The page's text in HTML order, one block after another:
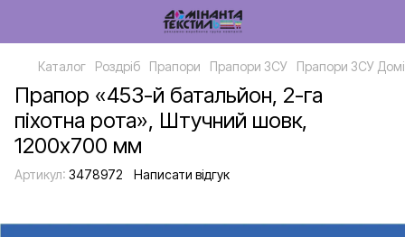
Каталог Роздріб Прапори Прапори ЗСУ Прапори ЗСУ
Прапор «453-й батальйон, 2-га
піхотна рота», Штучний шовк,
1200х700 мм
Артикул: 3478972 Написати відгук